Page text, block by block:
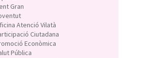
Gran
Atenció Vilatà
Ciutadana
Econòmica
Pública